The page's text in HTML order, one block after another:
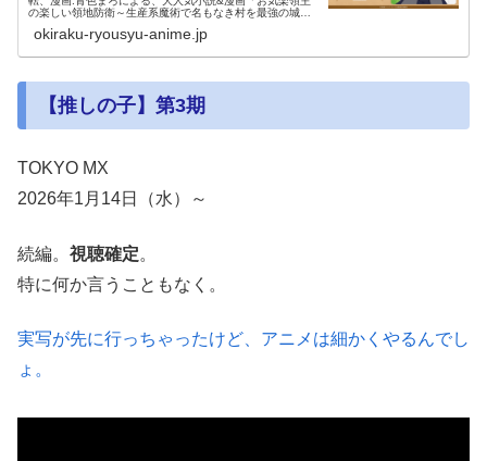
の楽しい領地防衛～生産系魔術で名もなき村を最強の城塞
okiraku-ryousyu-anime.jp
【推しの子】第3期
TOKYO MX
2026年1月14日（水）～
続編。 視聴確定。
特に何か言うこともなく。
実写が先に行っちゃったけど、アニメは細かくやるんでし
ょ。